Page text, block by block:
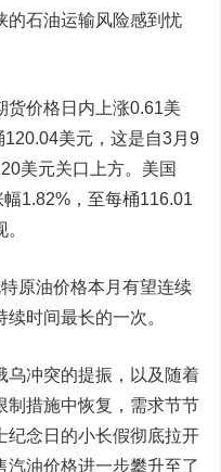
的石油运输风险感到忧
货价格日内上涨0.61美
美元，这是自3月9
美元关口上方。 美国
1.82%，至每桶116.01
原油价格本月有望连续
时间最长的一次。
冲突的提振，以及随着
制措施中恢复，需求节节
纪念日的小长假彻底拉开
汽油价格进一步攀升至了